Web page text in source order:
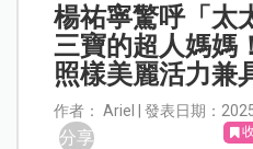
楊祐寧驚呼「太
三寶的超人媽媽
照樣美麗活力兼
作者： Ariel | 發表日期：
分享